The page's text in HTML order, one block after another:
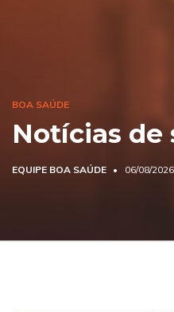
BOA SAÚDE
Notícias de
EQUIPE BOA SAÚDE 06/08/2026